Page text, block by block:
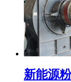
新能源